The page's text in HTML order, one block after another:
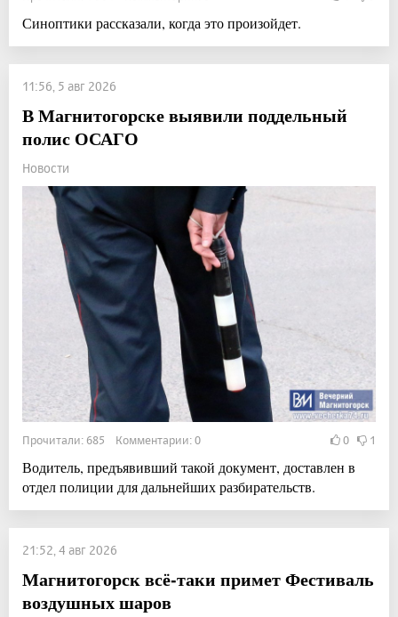
Синоптики рассказали, когда это произойдет.
11:56, 5 авг 2026
В Магнитогорске выявили поддельный
полис ОСАГО
Новости
Прочитали: 685 Комментарии: 0 0 1
Водитель, предъявивший такой документ, доставлен в
отдел полиции для дальнейших разбирательств.
21:52, 4 авг 2026
Магнитогорск всё-таки примет Фестиваль
воздушных шаров